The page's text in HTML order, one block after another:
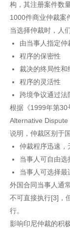
构，其注册案件数
1000件商业仲裁案
当选择仲裁时，人
由当事人指定仲
程序的保密性
裁决的终局性和
程序的灵活性
跨境争议通过
根据《1999年第30
Alternative Dispute
说明，仲裁区别于
仲裁程序迅速，
当事人可自由
当事人可选择最
外国合同当事人通
不可直接执行[3]，
行。
影响印尼仲裁的积